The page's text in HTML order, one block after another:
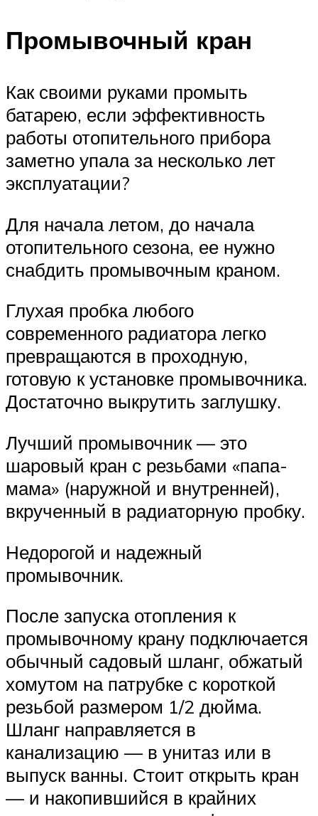
Промывочный кран
Как своими руками промыть
батарею, если эффективность
работы отопительного прибора
заметно упала за несколько лет
эксплуатации?
Для начала летом, до начала
отопительного сезона, ее нужно
снабдить промывочным краном.
Глухая пробка любого
современного радиатора легко
превращаются в проходную,
готовую к установке промывочника.
Достаточно выкрутить заглушку.
Лучший промывочник — это
шаровый кран с резьбами «папа-
мама» (наружной и внутренней),
вкрученный в радиаторную пробку.
Недорогой и надежный
промывочник.
После запуска отопления к
промывочному крану подключается
обычный садовый шланг, обжатый
хомутом на патрубке с короткой
резьбой размером 1/2 дюйма.
Шланг направляется в
канализацию — в унитаз или в
выпуск ванны. Стоит открыть кран
— и накопившийся в крайних